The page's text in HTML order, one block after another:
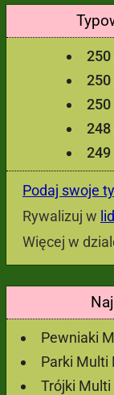
250
250
Podaj swoje
Rywalizuj w
Więcej w
Pewniaki
Parki Multi
Trójki Multi